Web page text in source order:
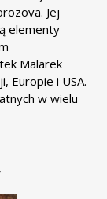
Jej
elementy
Malarek
Europie i USA.
w wielu